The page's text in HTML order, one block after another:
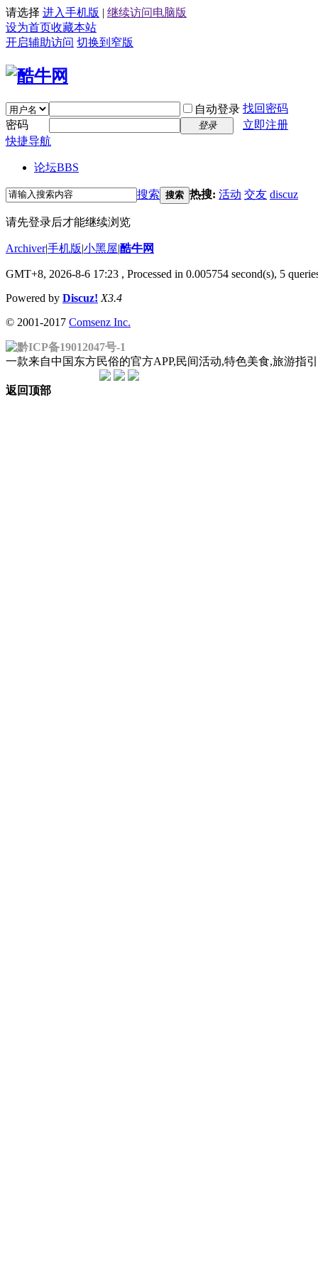
请选择 进入手机版 | 继续访问电脑版
设为首页收藏本站
开启辅助访问 切换到窄版
自动登录 找回密码
密码
登录
立即注册
快捷导航
论坛BBS
搜索 搜索 热搜: 活动 交友 discuz
请先登录后才能继续浏览
Archiver|手机版|小黑屋|酷牛网
GMT+8, 2026-8-6 17:23 , Processed in 0.005754 second(s), 5
Powered by Discuz! X3.4
© 2001-2017 Comsenz Inc.
黔ICP备19012047号-1
一款来自中国东方民俗的官方APP,民间活动,特色美食,旅游
返回顶部